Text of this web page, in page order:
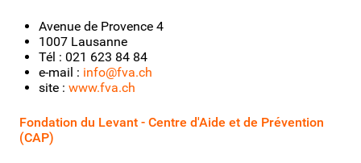
Avenue de Provence 4
1007 Lausanne
Tél : 021 623 84 84
e-mail : info@fva.ch
site : www.fva.ch
Fondation du Levant - Centre d'Aide et de Prévention
(CAP)